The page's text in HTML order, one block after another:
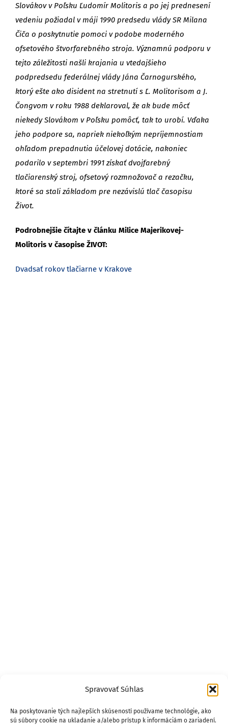
Spravovať Súhlas
Na poskytovanie tých najlepších skúseností používame technológie, ako
sú súbory cookie na ukladanie a/alebo prístup k informáciám o zariadení.
Slovákov v Poľsku Ľudomír Molitoris a po jej prednesení
vedeniu požiadal v máji 1990 predsedu vlády SR Milana
Čiča o poskytnutie pomoci v podobe moderného
ofsetového štvorfarebného stroja. Významnú podporu v
tejto záležitosti našli krajania u vtedajšieho
podpredsedu federálnej vlády Jána Čarnogurského,
ktorý ešte ako disident na stretnutí s Ľ. Molitorisom a J.
Čongvom v roku 1988 deklaroval, že ak bude môcť
niekedy Slovákom v Poľsku pomôcť, tak to urobí. Vďaka
jeho podpore sa, napriek niekoľkým nepríjemnostiam
ohľadom prepadnutia účelovej dotácie, nakoniec
podarilo v septembri 1991 získať dvojfarebný
tlačiarenský stroj, ofsetový rozmnožovač a rezačku,
ktoré sa stali základom pre nezávislú tlač časopisu
Život.
Podrobnejšie čítajte v článku Milice Majerikovej-
Molitoris v časopise ŽIVOT:
Dvadsať rokov tlačiarne v Krakove